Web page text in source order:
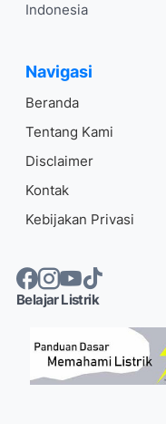
Indonesia
Navigasi
Beranda
Tentang Kami
Disclaimer
Kontak
Kebijakan Privasi
Belajar Listrik